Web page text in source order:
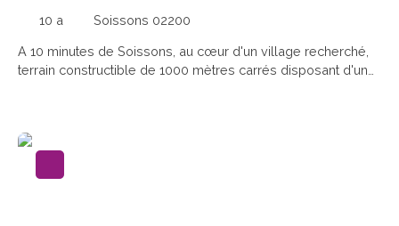
10 a Soissons 02200
A 10 minutes de Soissons, au cœur d'un village recherché,
terrain constructible de 1000 mètres carrés disposant d'une